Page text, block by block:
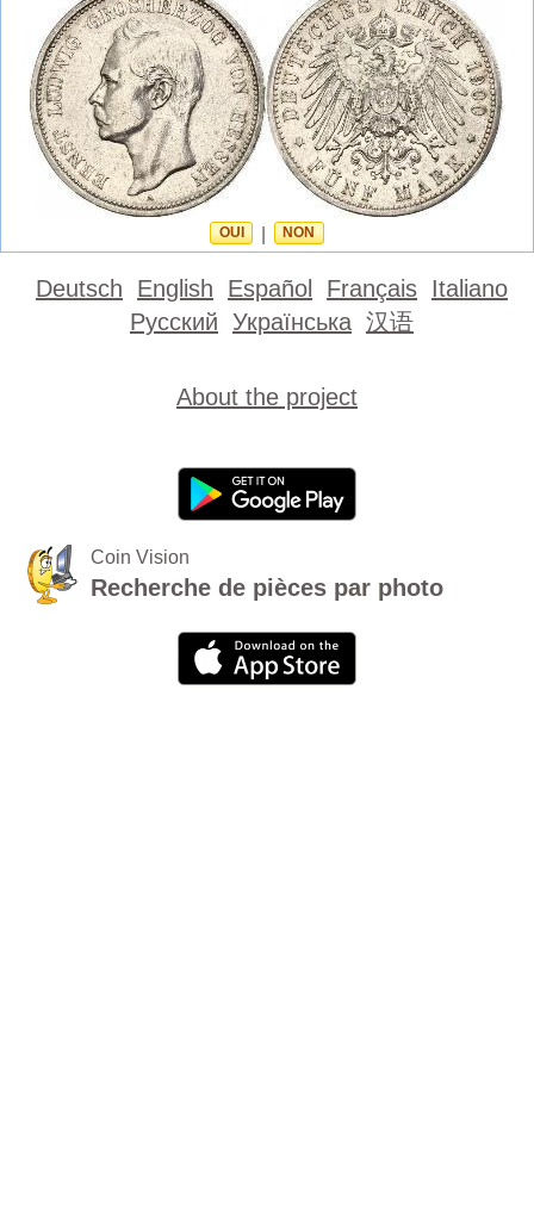
OUI NON
Deutsch English Español Français Italiano
Русский Українська 汉语
About the project
Coin Vision
Recherche de pièces par photo